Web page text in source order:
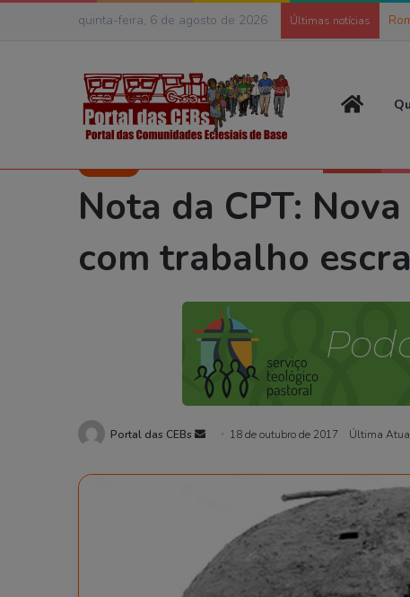
quinta-feira, 6 de agosto de 2026 Últimas notícias
Início > Publicações > Notícias > Nota da CPT: Nova portaria do
Notícias
Nota da CPT:
com trabalho
Portal das CEBs
Mande
e-
18 de outubro de 2017 Última